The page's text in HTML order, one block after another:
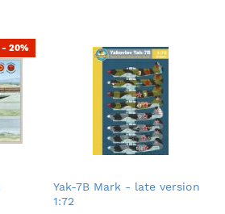
- 20%
Yak-7B Mark - late version
1:72